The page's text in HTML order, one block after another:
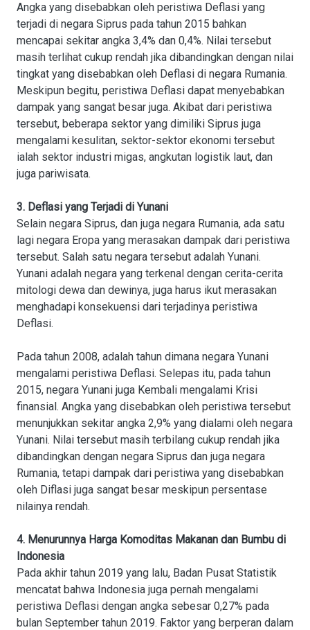
Angka yang disebabkan oleh peristiwa Deflasi yang
terjadi di negara Siprus pada tahun 2015 bahkan
mencapai sekitar angka 3,4% dan 0,4%. Nilai tersebut
masih terlihat cukup rendah jika dibandingkan dengan nilai
tingkat yang disebabkan oleh Deflasi di negara Rumania.
Meskipun begitu, peristiwa Deflasi dapat menyebabkan
dampak yang sangat besar juga. Akibat dari peristiwa
tersebut, beberapa sektor yang dimiliki Siprus juga
mengalami kesulitan, sektor-sektor ekonomi tersebut
ialah sektor industri migas, angkutan logistik laut, dan
juga pariwisata.
3. Deflasi yang Terjadi di Yunani
Selain negara Siprus, dan juga negara Rumania, ada satu
lagi negara Eropa yang merasakan dampak dari peristiwa
tersebut. Salah satu negara tersebut adalah Yunani.
Yunani adalah negara yang terkenal dengan cerita-cerita
mitologi dewa dan dewinya, juga harus ikut merasakan
menghadapi konsekuensi dari terjadinya peristiwa
Deflasi.
Pada tahun 2008, adalah tahun dimana negara Yunani
mengalami peristiwa Deflasi. Selepas itu, pada tahun
2015, negara Yunani juga Kembali mengalami Krisi
finansial. Angka yang disebabkan oleh peristiwa tersebut
menunjukkan sekitar angka 2,9% yang dialami oleh negara
Yunani. Nilai tersebut masih terbilang cukup rendah jika
dibandingkan dengan negara Siprus dan juga negara
Rumania, tetapi dampak dari peristiwa yang disebabkan
oleh Diflasi juga sangat besar meskipun persentase
nilainya rendah.
4. Menurunnya Harga Komoditas Makanan dan Bumbu di
Indonesia
Pada akhir tahun 2019 yang lalu, Badan Pusat Statistik
mencatat bahwa Indonesia juga pernah mengalami
peristiwa Deflasi dengan angka sebesar 0,27% pada
bulan September tahun 2019. Faktor yang berperan dalam